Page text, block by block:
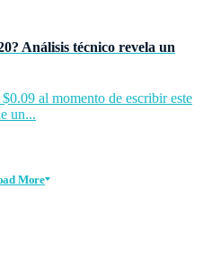
Análisis técnico revela un
al momento de escribir este
un...
More